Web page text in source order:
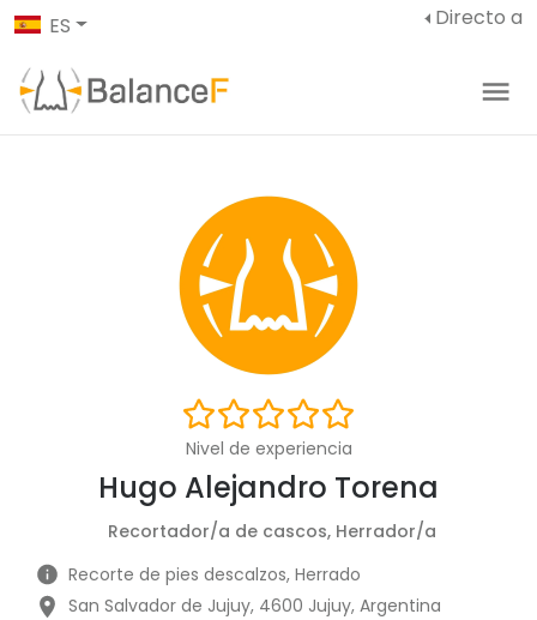
ES Directo a
Nivel de experiencia
Hugo Alejandro Torena
Recortador/a de cascos, Herrador/a
Recorte de pies descalzos, Herrado
San Salvador de Jujuy, 4600 Jujuy, Argentina